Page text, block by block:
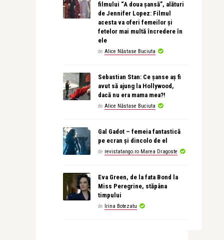
filmului “A doua șansă”, alături
de Jennifer Lopez: Filmul
acesta va oferi femeilor și
fetelor mai multă încredere în
ele
de Alice Năstase Buciuta
Sebastian Stan: Ce șanse aș fi
avut să ajung la Hollywood,
dacă nu era mama mea?!
de Alice Năstase Buciuta
Gal Gadot – femeia fantastică
pe ecran și dincolo de el
de revistatango.ro Marea Dragoste
Eva Green, de la fata Bond la
Miss Peregrine, stăpâna
timpului
de Irina Botezatu